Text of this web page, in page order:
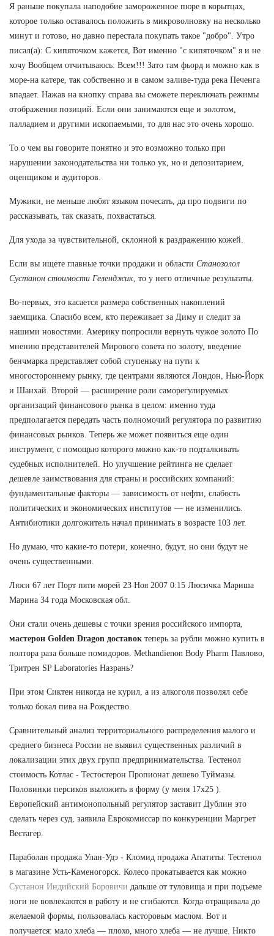
Я раньше покупала наподобие замороженное пюре в корытцах,
которое только оставалось положить в микроволновку на несколько
минут и готово, но давно перестала покупать такое "добро". Утро
писал(а): С кипяточком кажется, Вот именно "с кипяточком" я и не
хочу Вообщем отчитываюсь: Всем!!! Зато там фьорд и можно как в
море-на катере, так собственно и в самом заливе-туда река Печенга
впадает. Нажав на кнопку справа вы сможете переключать режимы
отображения позиций. Если они занимаются еще и золотом,
палладием и другими ископаемыми, то для нас это очень хорошо.
То о чем вы говорите понятно и это возможно только при
нарушении законодательства ни только ук, но и депозитарием,
оценщиком и аудиторов.
Мужики, не меньше любят языком почесать, да про подвиги по
рассказывать, так сказать, похвастаться.
Для ухода за чувствительной, склонной к раздражению кожей.
Если вы ищете главные точки продажи и области Станозолол
Сустанон стоимости Геленджик , то у него отличные результаты.
Во-первых, это касается размера собственных накоплений
заемщика. Спасибо всем, кто переживает за Диму и следит за
нашими новостями. Америку попросили вернуть чужое золото По
мнению представителей Мирового совета по золоту, введение
бенчмарка представляет собой ступеньку на пути к
многостороннему рынку, где центрами являются Лондон, Нью-Йорк
и Шанхай. Второй — расширение роли саморегулируемых
организаций финансового рынка в целом: именно туда
предполагается передать часть полномочий регулятора по развитию
финансовых рынков. Теперь же может появиться еще один
инструмент, с помощью которого можно как-то подталкивать
судебных исполнителей. Но улучшение рейтинга не сделает
дешевле заимствования для страны и российских компаний:
фундаментальные факторы — зависимость от нефти, слабость
политических и экономических институтов — не изменились.
Антибиотики долгожитель начал принимать в возрасте 103 лет.
Но думаю, что какие-то потери, конечно, будут, но они будут не
очень существенными.
Люси 67 лет Порт пяти морей 23 Ноя 2007 0:15 Люсичка Мариша
Марина 34 года Московская обл.
Они стали очень дешевы с точки зрения российского импорта,
мастерон Golden Dragon доставок теперь за рубли можно купить в
полтора раза больше помидоров. Methandienon Body Pharm Павлово,
Тритрен SP Laboratories Назрань?
При этом Сиктен никогда не курил, а из алкоголя позволял себе
только бокал пива на Рождество.
Сравнительный анализ территориального распределения малого и
среднего бизнеса России не выявил существенных различий в
локализации этих двух групп предпринимательства. Тестенол
стоимость Котлас - Тестостерон Пропионат дешево Туймазы.
Половинки персиков выложить в форму (у меня 17х25 ).
Европейский антимонопольный регулятор заставит Дублин это
сделать через суд, заявила Еврокомиссар по конкуренции Маргрет
Вестагер.
Параболан продажа Улан-Удэ - Кломид продажа Апатиты: Тестенол
в магазине Усть-Каменогорск. Колесо прокатывается как можно
Сустанон Индийский Боровичи дальше от туловища и при подъеме
ноги не вовлекаются в работу и не сгибаются. Когда отращивала до
желаемой формы, пользовалась касторовым маслом. Вот и
получается: мало хлеба — плохо, много хлеба — не лучше. Никто